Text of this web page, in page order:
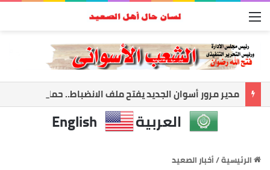
القائمة
العربية English
الرئيسية/أخبار الصعيد